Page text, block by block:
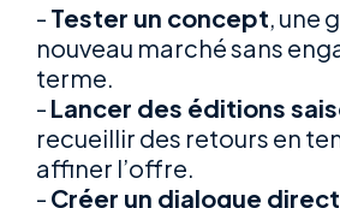
- Tester un concept, une
nouveau marché sans
terme.
- Lancer des éditions
recueillir des retours en
affiner l’offre.
- Créer un dialogue direct